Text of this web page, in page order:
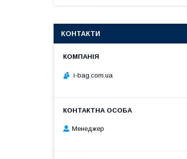
КОНТАКТИ
i-bag.com.ua
Менеджер